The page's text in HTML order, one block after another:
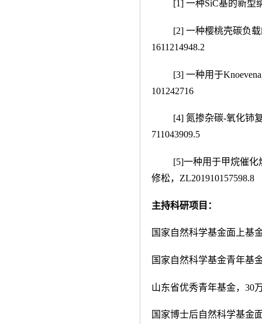
[1] 一种SiC基的新型
[2] 一种樱桃壳碳负
1611214948.2
[3] 一种用于
101242716
[4] 氮掺杂碳-氧化铈
711043909.5
[5]一种用于甲烷催
修松， ZL201910157598.8
主持科研项目：
国家自然科学基金面上基
国家自然科学基金青年基
山东省优秀青年基金， 30
国家博士后自然科学基金